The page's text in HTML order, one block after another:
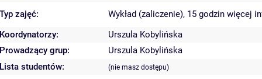
Typ zajęć:
Wykład (zaliczenie), 15 godzin więcej
Koordynatorzy:
Urszula Kobylińska
Prowadzący grup:
Urszula Kobylińska
Lista studentów:
(nie masz dostępu)